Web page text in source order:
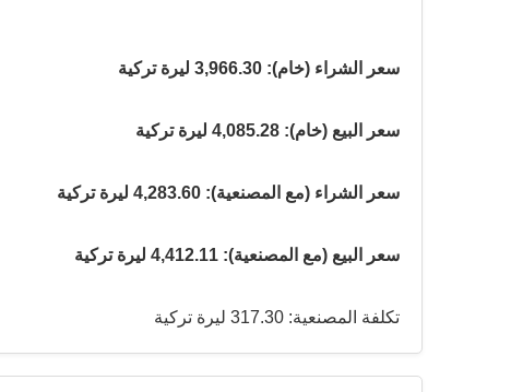
سعر الشراء (خام): 3,966.30 ليرة تركية
سعر البيع (خام): 4,085.28 ليرة تركية
سعر الشراء (مع المصنعية): 4,283.60 ليرة تركية
سعر البيع (مع المصنعية): 4,412.11 ليرة تركية
تكلفة المصنعية: 317.30 ليرة تركية